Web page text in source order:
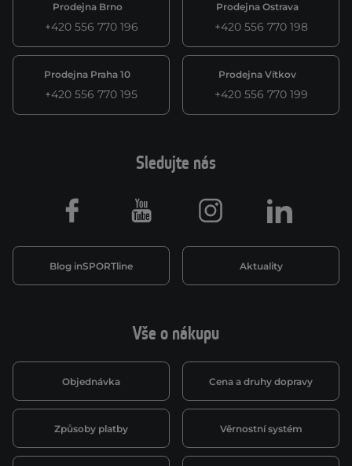
Prodejna Brno
+420 556 770 196
Prodejna Ostrava
+420 556 770 198
Prodejna Praha 10
+420 556 770 195
Prodejna Vítkov
+420 556 770 199
Vše o nákupu
Objednávka Cena a druhy dopravy
Způsoby platby Věrnostní systém
Sledujte nás
Blog inSPORTline Aktuality
Facebook Youtube Instagram LinkedIn